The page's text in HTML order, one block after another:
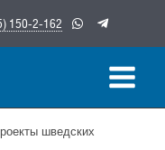
150-2-162
шведских